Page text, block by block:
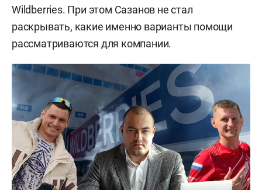
Wildberries. При этом Сазанов не стал
раскрывать, какие именно варианты помощи
рассматриваются для компании.